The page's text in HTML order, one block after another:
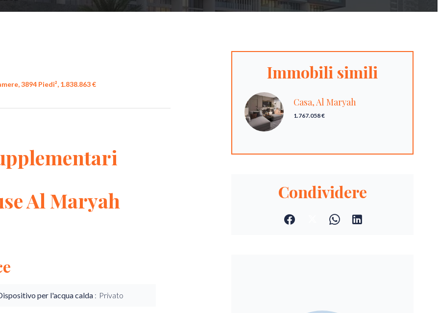
3894 Piedi², 1.838.863 €
Al Maryah
per l'acqua calda Privato
Immobili simili
Casa, Al Maryah
1.767.058 €
Condividere